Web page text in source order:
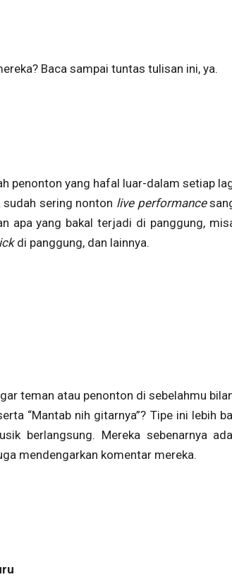
Baca sampai tuntas tulisan ini, ya.
penonton yang hafal luar-dalam setiap
sudah sering nonton live performance
apa yang bakal terjadi di panggung,
di panggung, dan lainnya.
teman atau penonton di sebelahmu
“Mantab nih gitarnya”? Tipe ini lebih
berlangsung. Mereka sebenarnya
mendengarkan komentar mereka.